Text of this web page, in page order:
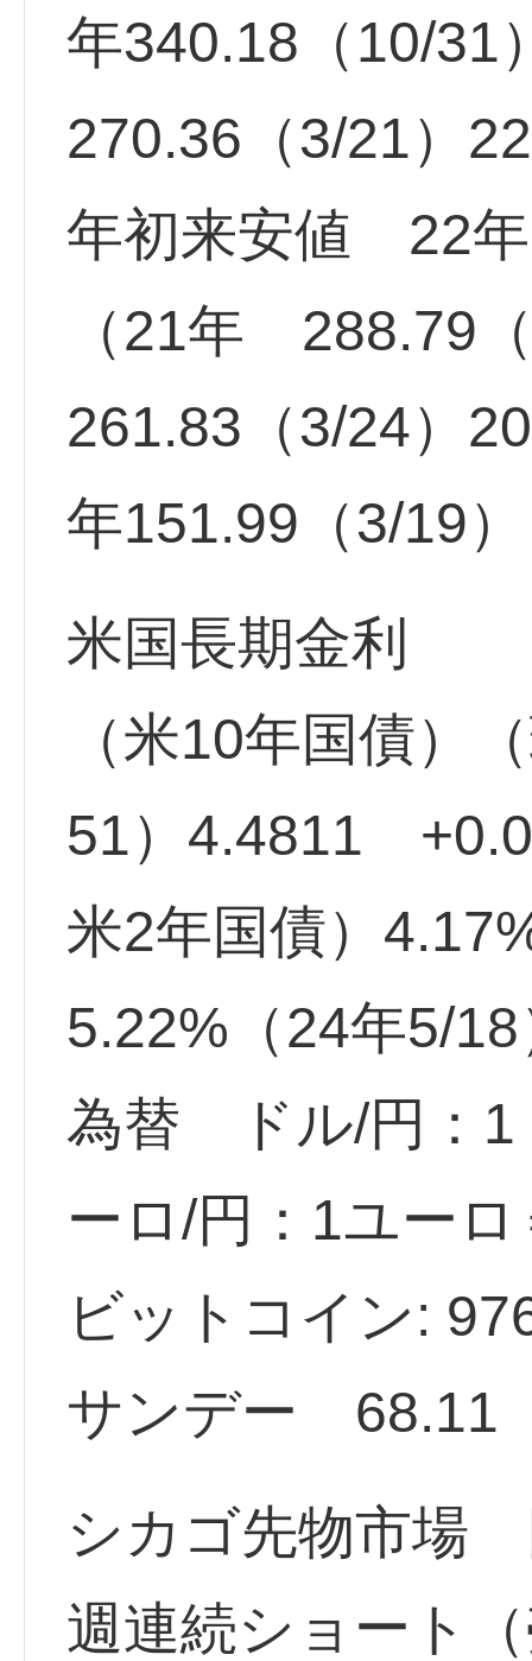
年340.18（10/
270.36（3/21）
年初来安値 22
（21年 288.79
261.83（3/24）
年151.99（3/19
米国長期金利
（米10年国債
51）4.4811
米2年国債）
5.22%（24年5/18
為替 ドル/円：
ーロ/円：1ユー
ビットコイン:
サンデー 68.11
シカゴ先物市
週連続ショート